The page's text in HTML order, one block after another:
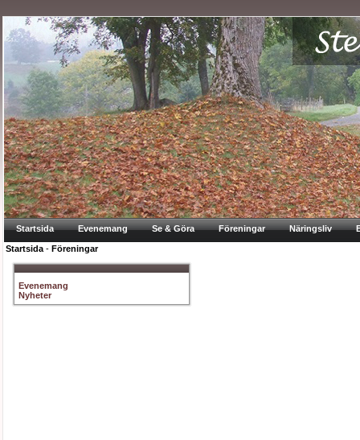
Startsida Evenemang Se & Göra Föreningar Näringsliv
Startsida - Föreningar
Evenemang
Nyheter